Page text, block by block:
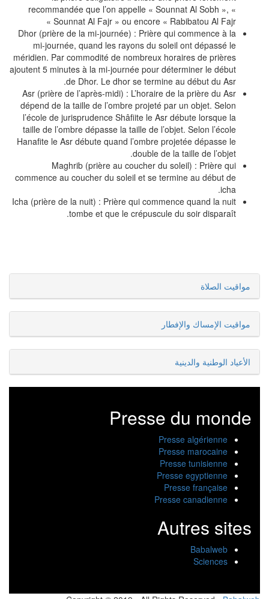
recommandée que l’on appelle « Sounnat Al Sobh », «
Sounnat Al Fajr » ou encore « Rabibatou Al Fajr »
Dhor (prière de la mi-journée) : Prière qui commence à la
mi-journée, quand les rayons du soleil ont dépassé le
méridien. Par commodité de nombreux horaires de prières
ajoutent 5 minutes à la mi-journée pour déterminer le début
de Dhor. Le dhor se termine au début du Asr.
Asr (prière de l’après-midi) : L’horaire de la prière du Asr
dépend de la taille de l’ombre projeté par un objet. Selon
l’école de jurisprudence Shâfiite le Asr débute lorsque la
taille de l’ombre dépasse la taille de l’objet. Selon l’école
Hanafite le Asr débute quand l’ombre projetée dépasse le
double de la taille de l’objet.
Maghrib (prière au coucher du soleil) : Prière qui
commence au coucher du soleil et se termine au début de
Icha (prière de la nuit) : Prière qui commence quand la nuit
tombe et que le crépuscule du soir disparaît.
مواقيت الصلاة
مواقيت الإمساك والإفطار
الأعياد الوطنية والدينية
Presse du monde
Presse algérienne
Presse marocaine
Presse tunisienne
Presse egyptienne
Presse française
Presse canadienne
Autres sites
Babalweb
Sciences